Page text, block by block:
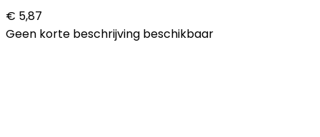
€ 5,87
Geen korte beschrijving beschikbaar